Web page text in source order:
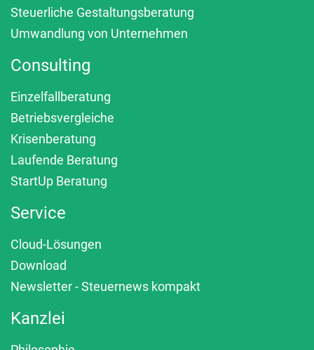
Steuerliche Gestaltungsberatung
Umwandlung von Unternehmen
Consulting
Einzelfallberatung
Betriebsvergleiche
Krisenberatung
Laufende Beratung
StartUp Beratung
Service
Cloud-Lösungen
Download
Newsletter - Steuernews kompakt
Kanzlei